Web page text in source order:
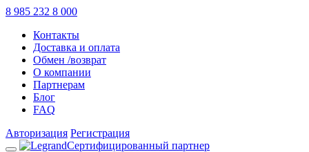
8 985 232 8 000
Контакты
Доставка и оплата
Обмен /возврат
О компании
Партнерам
Блог
FAQ
Авторизация Регистрация
Сертифицированный партнер